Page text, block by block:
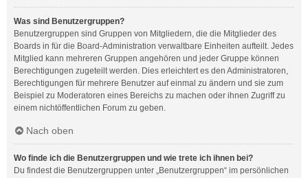
Was sind Benutzergruppen?
Benutzergruppen sind Gruppen von Mitgliedern, die die Mitglieder des
Boards in für die Board-Administration verwaltbare Einheiten aufteilt. Jedes
Mitglied kann mehreren Gruppen angehören und jeder Gruppe können
Berechtigungen zugeteilt werden. Dies erleichtert es den Administratoren,
Berechtigungen für mehrere Benutzer auf einmal zu ändern und sie zum
Beispiel zu Moderatoren eines Bereichs zu machen oder ihnen Zugriff zu
einem nichtöffentlichen Forum zu geben.
Nach oben
Wo finde ich die Benutzergruppen und wie trete ich ihnen bei?
Du findest die Benutzergruppen unter „Benutzergruppen“ im persönlichen